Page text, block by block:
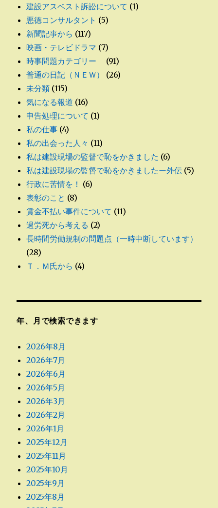
建設アスベスト訴訟について (1)
悪徳コンサルタント (5)
新聞記事から (117)
映画・テレビドラマ (7)
時事問題カテゴリー
(91)
普通の日記（ＮＥＷ）
(26)
未分類 (115)
気になる報道 (16)
申告処理について (1)
私の仕事 (4)
私の出会った人々 (11)
私は建設現場の監督で恥をかきました (6)
私は建設現場の監督で恥をかきましたー外伝 (5)
行政に苦情を！ (6)
表彰のこと (8)
賃金不払い事件について (11)
過労死から考える (2)
長時間労働規制の問題点（一時中断しています）
(28)
Ｔ．Ｍ氏から (4)
年、月で検索できます
2026年8月
2026年7月
2026年6月
2026年5月
2026年3月
2026年2月
2026年1月
2025年12月
2025年11月
2025年10月
2025年9月
2025年8月